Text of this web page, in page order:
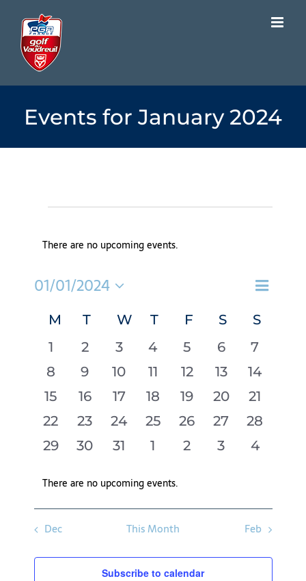
content
Events for January 2024
Notice
There are no upcoming events.
Views
Event
Views
Month
01/01/2024
date.
Calendar
Events
M
T
W
T
F
S
S
0
events
1
0
events
2
0
events
3
0
events
4
0
events
5
0
events
6
0
events
7
0
events
8
0
events
9
0
events
10
0
events
11
0
events
12
0
events
13
0
events
14
0
events
15
0
events
16
0
events
17
0
events
18
0
events
19
0
events
20
0
events
21
0
events
22
0
events
23
0
events
24
0
events
25
0
events
26
0
events
27
0
events
28
0
29
0
30
0
31
0
1
0
2
0
3
0
4
Notice
There are no upcoming events.
Dec This Month Feb
Subscribe to calendar